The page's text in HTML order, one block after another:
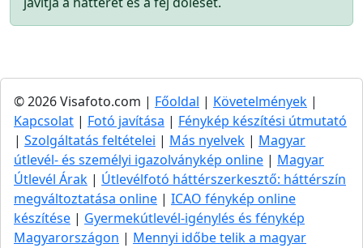
© 2026 Visafoto.com | Főoldal | Követelmények |
Kapcsolat | Fotó javítása | Fénykép készítési útmutató
| Szolgáltatás feltételei | Más nyelvek | Magyar
útlevél- és személyi igazolványkép online | Magyar
Útlevél Árak | Útlevélfotó háttérszerkesztő: háttérszín
megváltoztatása online | ICAO fénykép online
készítése | Gyermekútlevél-igénylés és fénykép
Magyarországon | Mennyi időbe telik a magyar